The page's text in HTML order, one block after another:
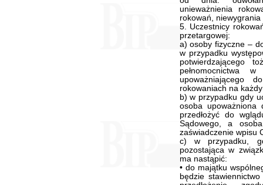
unieważnienia
rokowań, niewygrania
5. Uczestnicy
przetargowej:
a) osoby fizyczne –
w przypadku
potwierdzającego
pełnomocnictwa
upoważniającego
rokowaniach na
b) w przypadku gdy
osoba upoważniona
przedłożyć do
Sądowego, a
zaświadczenie wpisu
c) w przypadku,
pozostająca w
ma nastąpić:
• do majątku
będzie